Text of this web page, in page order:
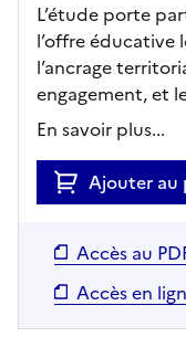
L’étude porte
l’offre éducative
l’ancrage
engagement, et
En savoir plus...
Ajouter au
Accès au
Accès en